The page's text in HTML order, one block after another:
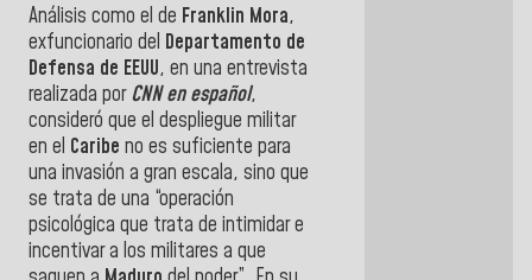
Análisis como el de Franklin Mora,
exfuncionario del Departamento de
Defensa de EEUU, en una entrevista
realizada porCNN en español,
consideró que el despliegue militar
en el Caribe no es suficiente para
una invasión a gran escala, sino que
se trata de una “operación
psicológica que trata de intimidar e
incentivar a los militares a que